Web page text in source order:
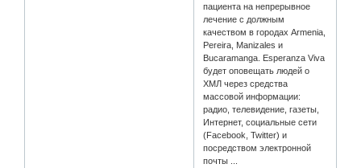
пациента на непрерывное
лечение с должным
качеством в городах Armenia,
Pereira, Manizales и
Bucaramanga. Esperanza Viva
будет оповещать людей о
ХМЛ через средства
массовой информации:
радио, телевидение, газеты,
Интернет, социальные сети
(Facebook, Twitter) и
посредством электронной
почты ...